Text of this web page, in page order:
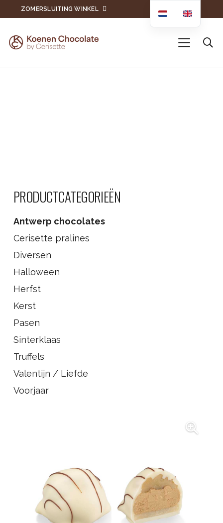
ZOMERSLUITING WINKEL
PRODUCTCATEGORIEËN
Antwerp chocolates
Cerisette pralines
Diversen
Halloween
Herfst
Kerst
Pasen
Sinterklaas
Truffels
Valentijn / Liefde
Voorjaar